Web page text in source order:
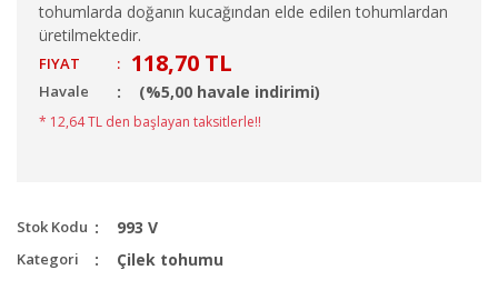
tohumlarda doğanın kucağından elde edilen tohumlardan
üretilmektedir.
FIYAT : 118,70 TL
Havale (%5,00 havale indirimi)
* 12,64 TL den başlayan taksitlerle!!
Stok Kodu 993 V
Kategori Çilek tohumu